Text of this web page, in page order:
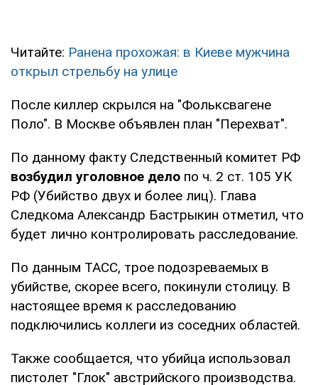
Читайте: Ранена прохожая: в Киеве мужчина
открыл стрельбу на улице
После киллер скрылся на "Фольксвагене
Поло". В Москве объявлен план "Перехват".
По данному факту Следственный комитет РФ
возбудил уголовное дело по ч. 2 ст. 105 УК
РФ (Убийство двух и более лиц). Глава
Следкома Александр Бастрыкин отметил, что
будет лично контролировать расследование.
По данным ТАСС, трое подозреваемых в
убийстве, скорее всего, покинули столицу. В
настоящее время к расследованию
подключились коллеги из соседних областей.
Также сообщается, что убийца использовал
пистолет "Глок" австрийского производства.